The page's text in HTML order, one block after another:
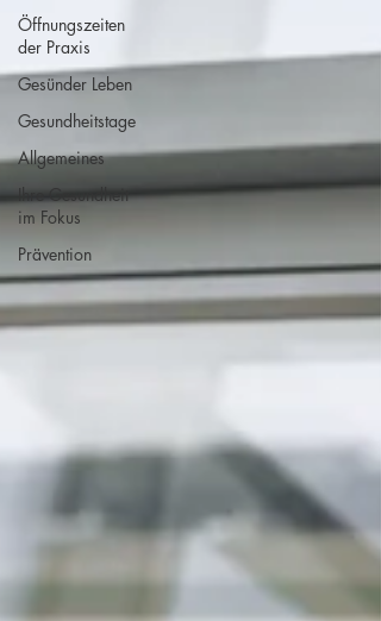
Öffnungszeiten
der Praxis
Gesünder Leben
Gesundheitstage
Allgemeines
Ihre Gesundheit
im Fokus
Prävention